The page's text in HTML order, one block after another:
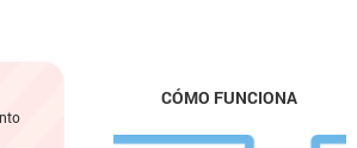
CÓMO FUNCIONA